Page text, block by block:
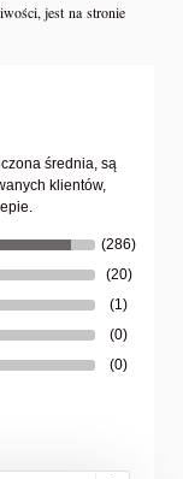
jest na stronie
średnia, są
klientów,
(286)
(20)
(1)
(0)
(0)